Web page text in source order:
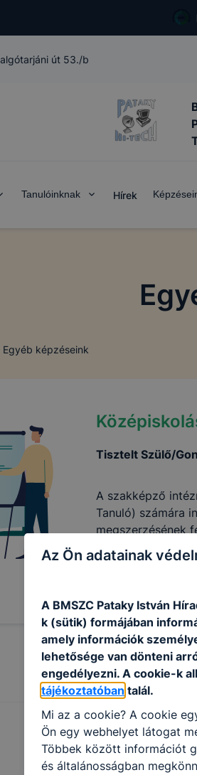
út 53./b
Tanulóinknak Hírek
Egyéb képzéseink
Tisztelt Szülő/
A szakképző
Tanuló) számára
megszerzésének
eJogsi tájékoztató
Az Ön adatainak
A BMSZC Pataky István
k (sütik) formájában
amely információk
lehetősége van dönteni
engedélyezni. A cookie-k
tájékoztatóban talál.
Mi az a cookie? A cookie
Ön egy webhelyet látogat
Többek között információt
és általánosságban